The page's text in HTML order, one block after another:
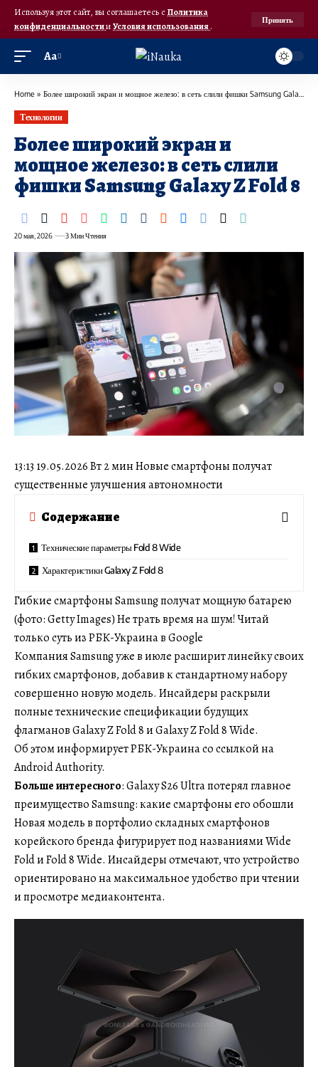
Используя этот сайт, вы соглашаетесь с Политика
конфиденциальностииУсловия использования.
Принять
Аа
Home » Более широкий экран и мощное железо: в сеть слили фишки Samsung Galaxy Z Fold 8
Технологии
Более широкий экран и
мощное железо: в сеть слили
фишки Samsung Galaxy Z Fold 8
20 мая, 2026 3 Мин Чтения
13:13 19.05.2026 Вт 2 мин Новые смартфоны получат
существенные улучшения автономности
Содержание
Технические параметры Fold 8 Wide
Характеристики Galaxy Z Fold 8
Гибкие смартфоны Samsung получат мощную батарею
(фото: Getty Images) Не трать время на шум! Читай
только суть из РБК-Украина в Google
Компания Samsung уже в июле расширит линейку своих
гибких смартфонов, добавив к стандартному набору
совершенно новую модель. Инсайдеры раскрыли
полные технические спецификации будущих
флагманов Galaxy Z Fold 8 и Galaxy Z Fold 8 Wide.
Об этом информирует РБК-Украина со ссылкой на
Android Authority.
Больше интересного: Galaxy S26 Ultra потерял главное
преимущество Samsung: какие смартфоны его обошли
Новая модель в портфолио складных смартфонов
корейского бренда фигурирует под названиями Wide
Fold и Fold 8 Wide. Инсайдеры отмечают, что устройство
ориентировано на максимальное удобство при чтении
и просмотре медиаконтента.